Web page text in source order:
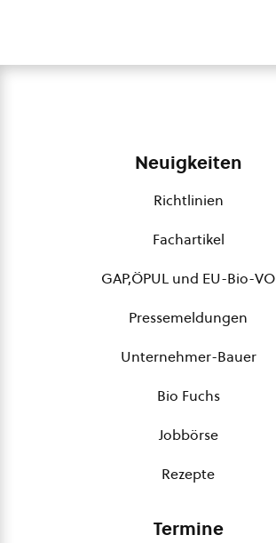
Neuigkeiten
Richtlinien
Fachartikel
GAP,ÖPUL und EU-Bio-VO
Pressemeldungen
Unternehmer-Bauer
Bio Fuchs
Jobbörse
Rezepte
Termine